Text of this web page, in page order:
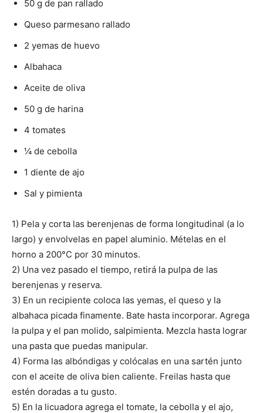
50 g de pan rallado
Queso parmesano rallado
2 yemas de huevo
Albahaca
Aceite de oliva
50 g de harina
4 tomates
¼ de cebolla
1 diente de ajo
Sal y pimienta
1) Pela y corta las berenjenas de forma longitudinal (a lo
largo) y envolvelas en papel aluminio. Mételas en el
horno a 200°C por 30 minutos.
2) Una vez pasado el tiempo, retirá la pulpa de las
berenjenas y reserva.
3) En un recipiente coloca las yemas, el queso y la
albahaca picada finamente. Bate hasta incorporar. Agrega
la pulpa y el pan molido, salpimienta. Mezcla hasta lograr
una pasta que puedas manipular.
4) Forma las albóndigas y colócalas en una sartén junto
con el aceite de oliva bien caliente. Freilas hasta que
estén doradas a tu gusto.
5) En la licuadora agrega el tomate, la cebolla y el ajo,